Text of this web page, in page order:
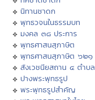
นิทานชาดก
พุทธวจนในธรรมบท
มงคล ๓๘ ประการ
พุทธศาสนสุภาษิต
พุทธศาสนสุภาษิต ๖๒๑
สังเวชนียสถาน ๔ ตำบล
ปางพระพุทธรูป
พระพุทธรูปสำคัญ